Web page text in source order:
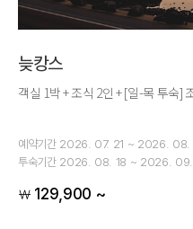
늦캉스
객실 1박 + 조식 2인 + [일-목 투숙]
예약기간 2026. 07. 21 ~ 2026. 08.
투숙기간 2026. 08. 18 ~ 2026.
￦ 129,900 ~